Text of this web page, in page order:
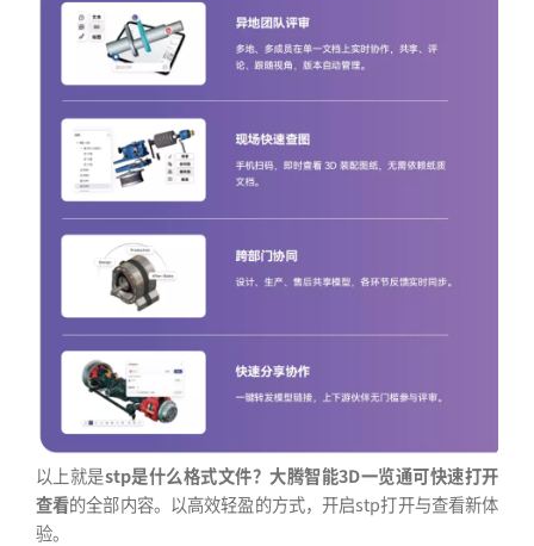
以上就是stp是什么格式文件？大腾智能3D一览通可快速打开
查看的全部内容。以高效轻盈的方式，开启stp打开与查看新体
验。